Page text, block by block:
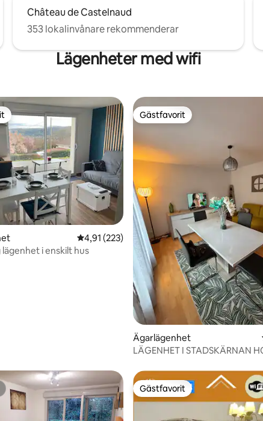
Château de Castelnaud
353 lokalinvånare rekommenderar
Lägenheter med wifi
151 omdömen4,91 av 5 i genomsnittligt betyg, 223
4,91 (223)
lägenhet i enskilt hus
Gästfavorit
Gästfavorit
Ägarlägenhet
LÄGENHET I STADSKÄRNAN
Gästfavorit
Gästfavorit